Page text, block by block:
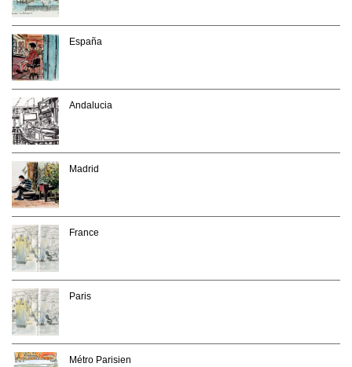
España
Andalucia
Madrid
France
Paris
Métro Parisien